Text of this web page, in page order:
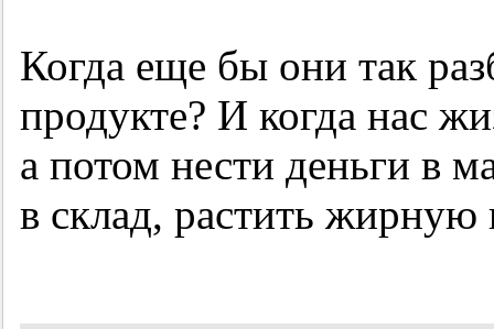
Когда еще бы они так
продукте? И когда нас
а потом нести деньги в
в склад, растить